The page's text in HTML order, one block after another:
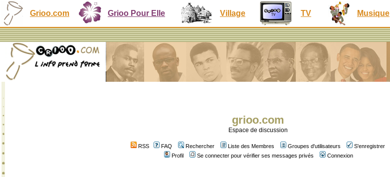
Grioo.com Grioo Pour Elle Village TV Musique
grioo.com
Espace de discussion
RSS FAQ Rechercher Liste des Membres Groupes d'utilisateurs
S'enregistrer
Profil
Se connecter pour vérifier ses messages privés Connexion